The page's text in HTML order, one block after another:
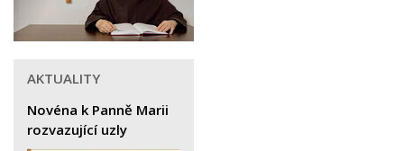
AKTUALITY
Novéna k Panně Marii
rozvazující uzly